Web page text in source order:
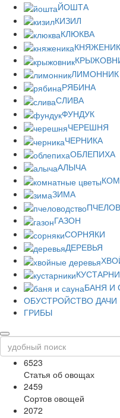
ЙОШТА
КИЗИЛ
КЛЮКВА
ЛИМОННИК
РЯБИНА
СЛИВА
ФУНДУК
ЧЕРЕШНЯ
ЧЕРНИКА
ОБЛЕПИХА
АЛЫЧА
ЗИМА
ГАЗОН
СОРНЯКИ
ДЕРЕВЬЯ
БАНЯ И
ОБУСТРОЙСТВО ДАЧИ
ГРИБЫ
6523
Статья об овощах
2459
Сортов овощей
2072